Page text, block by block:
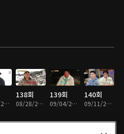
08/21/2023 • 1시간 32분
138회
08/28/2023 • 1시간 28분
139회
09/04/2023 • 1시간 27분
140회
09/11/2023 • 1시간 31분